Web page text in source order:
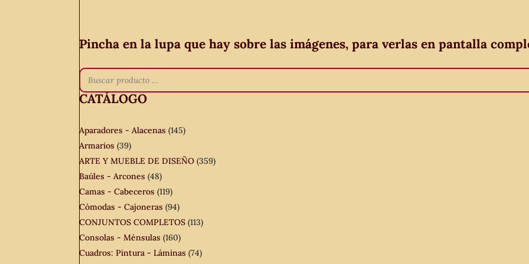
Pincha en la lupa que hay sobre las imágenes, para verlas en pantalla
CATÁLOGO
Aparadores - Alacenas (145)
Armarios (39)
ARTE Y MUEBLE DE DISEÑO (359)
Baúles - Arcones (48)
Camas - Cabeceros (119)
Cómodas - Cajoneras (94)
CONJUNTOS COMPLETOS (113)
Consolas - Ménsulas (160)
Cuadros: Pintura - Láminas (74)